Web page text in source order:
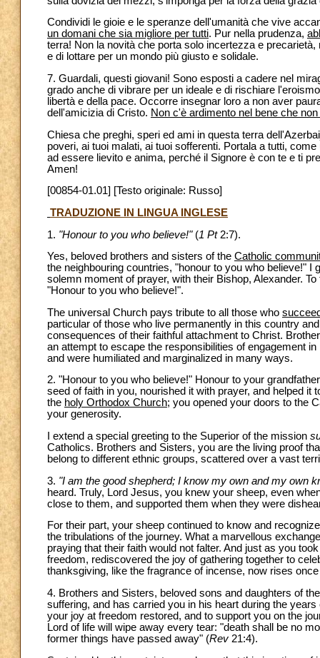
Condividi le gioie e le speranze dell'umanità che vive
un domani che sia migliore per tutti. Pur nella prudenza,
terra! Non la novità che porta solo incertezza e
e di lottare per un mondo più giusto e solidale.
7. Guardali, questi giovani! Sono esposti a cadere nel
grado anche di vibrare per un ideale e di rischiare
libertà e della pace. Occorre insegnar loro a non aver
dell'amicizia di Cristo. Non c'è ardimento nel bene che
Chiesa che preghi, speri ed ami in questa terra
poveri, ai tuoi malati, ai tuoi sofferenti. Portala a tutti,
ad essere lievito e anima, perché il Signore è con te e ti
Amen!
[00854-01.01] [Testo originale: Russo]
TRADUZIONE IN LINGUA INGLESE
1. "Honour to you who believe!"(1 Pt2:7).
Yes, beloved brothers and sisters of the Catholic
the neighbouring countries, "honour to you who believe!" I
solemn moment of prayer, with their Bishop, Alexander.
"Honour to you who believe!".
The universal Church pays tribute to all those who
particular of those who live permanently in this country
consequences of their faithful attachment to Christ.
an attempt to escape the responsibilities of engagement
and were humiliated and marginalized in many ways.
2. "Honour to you who believe!" Honour to your
seed of faith in you, nourished it with prayer, and helped
the holy Orthodox Church; you opened your doors to the
your generosity.
I extend a special greeting to the Superior of the mission
Catholics. Brothers and Sisters, you are the living proof
belong to different ethnic groups, scattered over a vast
3. "I am the good shepherd; I know my own and my own
heard. Truly, Lord Jesus, you knew your sheep, even
close to them, and supported them when they were
For their part, your sheep continued to know and
the tribulations of the journey. What a marvellous
praying that their faith would not falter. And just as you
freedom, rediscovered the joy of gathering together to
thanksgiving, like the fragrance of incense, now rises
4. Brothers and Sisters, beloved sons and daughters of
suffering, and has carried you in his heart during the
your joy at freedom restored, and to support you on the
Lord of life will wipe away every tear: "death shall be no
former things have passed away" (Rev 21:4).